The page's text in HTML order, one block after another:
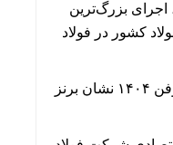
گردید، اجرای بزرگ‌ترین
کشور در فولاد
پتروشیمی جم در رویداد پتروفن ۱۴۰۴ نشان برنز